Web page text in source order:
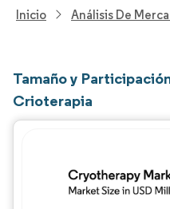
Inicio Análisis De
Tamaño y
Crioterapia